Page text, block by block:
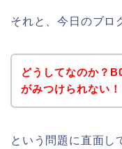
それと、今日のブロ
どうしてなのか？
がみつけられない！
という問題に直面し